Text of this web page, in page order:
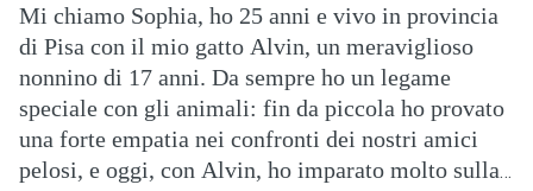
Mi chiamo Sophia, ho 25 anni e vivo in provincia
di Pisa con il mio gatto Alvin, un meraviglioso
nonnino di 17 anni. Da sempre ho un legame
speciale con gli animali: fin da piccola ho provato
una forte empatia nei confronti dei nostri amici
pelosi, e oggi, con Alvin, ho imparato molto sulla